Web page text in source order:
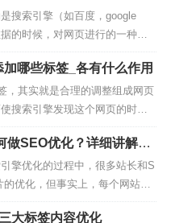
搜索引擎（如百度，google
的时候，对网页进行的一种缓
到网站打不开的时候，也能正
而且网站快照还能告诉站长这
的更新时间，当然了，快照的
新的时间。虽然网站快照不能
，但是网站快照...
哪些标签_各有什么作用
，其实就是合理的调整组成网页
搜索引擎发现这个网页的时
可以给这个网页一个非常好的
优化的方法去调整这些标签以
索引擎的算法。那么网站seo都
？1、标题标签标题标签是所有
个标签。...
做SEO优化？详细讲解图
擎优化的过程中，很多站长和S
的优化，但事实上，每个网站都
化网站图片就像优化其他内容
大标签内容优化